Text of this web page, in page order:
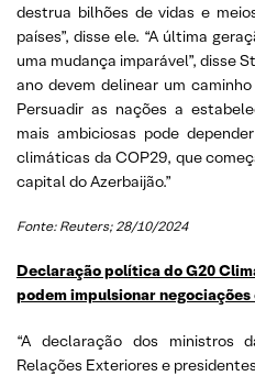
destrua bilhões de vidas e
países”, disse ele. “A última
uma mudança imparável”, disse
ano devem delinear um
Persuadir as nações a
mais ambiciosas pode
climáticas da COP29, que
capital do Azerbaijão.”
Fonte: Reuters; 28/10/2024
Declaração política do G20
podem impulsionar negociações
“A declaração dos ministros
Relações Exteriores e